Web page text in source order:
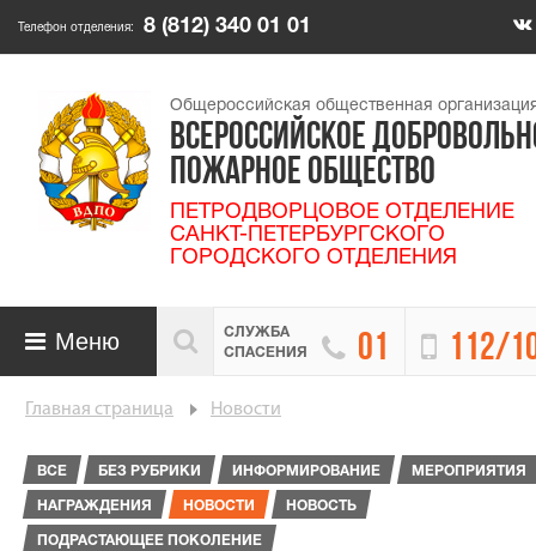
Телефон отделения: 8 (812) 340 01 01
Общероссийская общественная
ВСЕРОССИЙСКОЕ
ПОЖАРНОЕ ОБЩЕСТВО
ПЕТРОДВОРЦОВОЕ ОТДЕЛЕНИЕ
САНКТ-ПЕТЕРБУРГСКОГО
ГОРОДСКОГО ОТДЕЛЕНИЯ

СЛУЖБА
СПАСЕНИЯ
 01  112/
 Меню
Главная страница Новости
ВСЕ БЕЗ РУБРИКИ ИНФОРМИРОВАНИЕ МЕРОПРИЯТИЯ
НАГРАЖДЕНИЯ НОВОСТИ НОВОСТЬ
ПОДРАСТАЮЩЕЕ ПОКОЛЕНИЕ